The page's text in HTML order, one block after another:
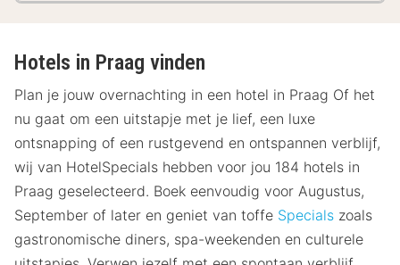
Hotels in Praag vinden
Plan je jouw overnachting in een hotel in Praag Of het
nu gaat om een uitstapje met je lief, een luxe
ontsnapping of een rustgevend en ontspannen verblijf,
wij van HotelSpecials hebben voor jou 184 hotels in
Praag geselecteerd. Boek eenvoudig voor Augustus,
September of later en geniet van toffe Specials zoals
gastronomische diners, spa-weekenden en culturele